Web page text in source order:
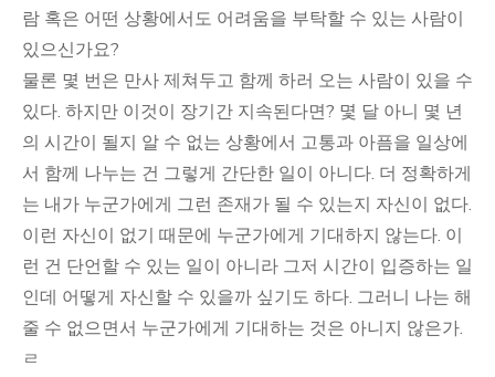
람 혹은 어떤 상황에서도 어려움을 부탁할 수 있는 사람이
있으신가요?
물론 몇 번은 만사 제쳐두고 함께 하러 오는 사람이 있을 수
있다. 하지만 이것이 장기간 지속된다면? 몇 달 아니 몇 년
의 시간이 될지 알 수 없는 상황에서 고통과 아픔을 일상에
서 함께 나누는 건 그렇게 간단한 일이 아니다. 더 정확하게
는 내가 누군가에게 그런 존재가 될 수 있는지 자신이 없다.
이런 자신이 없기 때문에 누군가에게 기대하지 않는다. 이
런 건 단언할 수 있는 일이 아니라 그저 시간이 입증하는 일
인데 어떻게 자신할 수 있을까 싶기도 하다. 그러니 나는 해
줄 수 없으면서 누군가에게 기대하는 것은 아니지 않은가.
ㄹ